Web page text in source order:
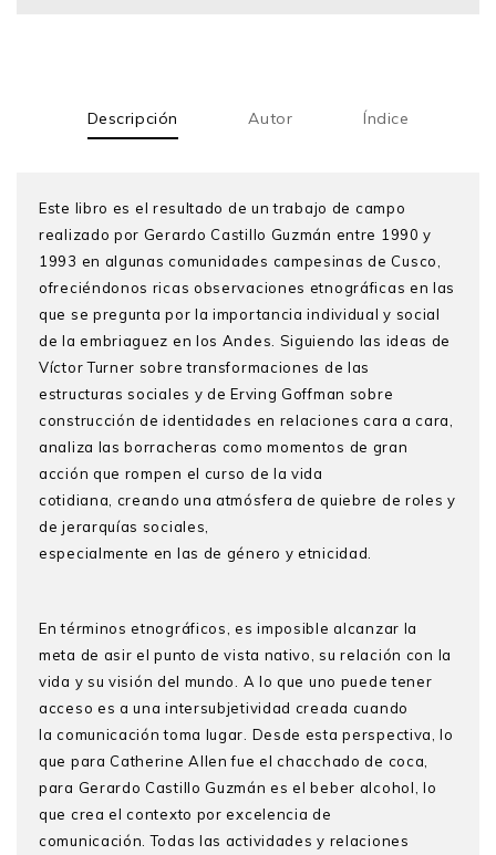
Descripción Autor Índice
Este libro es el resultado de un trabajo de campo
realizado por Gerardo Castillo Guzmán entre 1990 y
1993 en algunas comunidades campesinas de Cusco,
ofreciéndonos ricas observaciones etnográficas en las
que se pregunta por la importancia individual y social
de la embriaguez en los Andes. Siguiendo las ideas de
Víctor Turner sobre transformaciones de las
estructuras sociales y de Erving Goffman sobre
construcción de identidades en relaciones cara a cara,
analiza las borracheras como momentos de gran
acción que rompen el curso de la vida
cotidiana, creando una atmósfera de quiebre de roles y
de jerarquías sociales,
especialmente en las de género y etnicidad.
En términos etnográficos, es imposible alcanzar la
meta de asir el punto de vista nativo, su relación con la
vida y su visión del mundo. A lo que uno puede tener
acceso es a una intersubjetividad creada cuando
la comunicación toma lugar. Desde esta perspectiva, lo
que para Catherine Allen fue el chacchado de coca,
para Gerardo Castillo Guzmán es el beber alcohol, lo
que crea el contexto por excelencia de
comunicación. Todas las actividades y relaciones